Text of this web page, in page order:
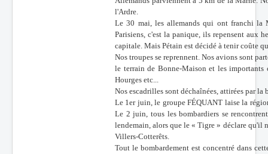
l'Ardre.
Le 30 mai, les allemands qui ont franchi la
Parisiens, c'est la panique, ils repensent aux
capitale. Mais Pétain est décidé à tenir coûte
Nos troupes se reprennent. Nos avions sont
le terrain de Bonne-Maison et les importants
Hourges etc...
Nos escadrilles sont déchaînées, attirées par
Le 1er juin, le groupe FÉQUANT laise la
Le 2 juin, tous les bombardiers se
lendemain, alors que le « Tigre » déclare qu'il
Villers-Cotterêts.
Tout le bombardement est concentré dans